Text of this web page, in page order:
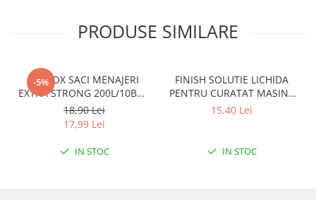
PRODUSE SIMILARE
-5%
CLINOX SACI MENAJERI
EXTRA STRONG 200L/10BUC
LDPE NEGRI (90*122CM)
ETICHETA MOV
18,90 Lei
17,99 Lei
IN STOC
FINISH SOLUTIE LICHIDA
PENTRU CURATAT MASINA
DE SPALAT VASE 250ML
15,40 Lei
IN STOC